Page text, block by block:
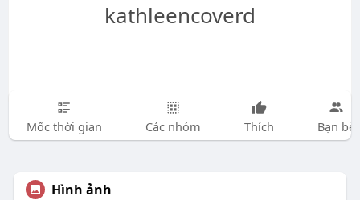
kathleencoverd
Mốc thời gian Các nhóm Thích Bạn bè
Hình ảnh